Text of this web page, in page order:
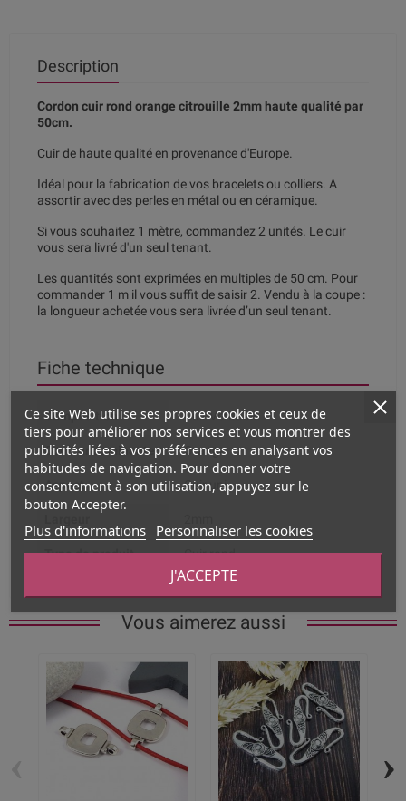
Description
Cordon cuir rond orange citrouille 2mm haute qualité par
50cm.
Cuir de haute qualité en provenance d'Europe.
Idéal pour la fabrication de vos bracelets ou colliers. A
assortir avec des perles en métal ou en céramique.
Si vous souhaitez 1 mètre, commandez 2 unités. Le cuir
vous sera livré d'un seul tenant.
Les quantités sont exprimées en multiples de 50 cm. Pour
commander 1 m il vous suffit de saisir 2. Vendu à la coupe :
la longueur achetée vous sera livrée d’un seul tenant.
Fiche technique
Composition Cuir Véritable
Couleur dominante Orange
Aspect Cuir uni
Type de produit Cuir rond
Vous aimerez aussi
›
Ce site Web utilise ses propres cookies et ceux de
tiers pour améliorer nos services et vous montrer des
publicités liées à vos préférences en analysant vos
habitudes de navigation. Pour donner votre
consentement à son utilisation, appuyez sur le
bouton Accepter.
Plus d'informations Personnaliser les cookies
J'ACCEPTE